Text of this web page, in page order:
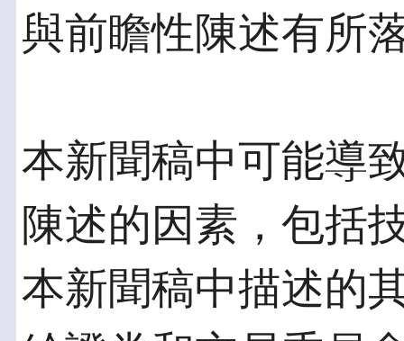
與前瞻性陳述有所
本新聞稿中可能導
陳述的因素，包括
本新聞稿中描述的